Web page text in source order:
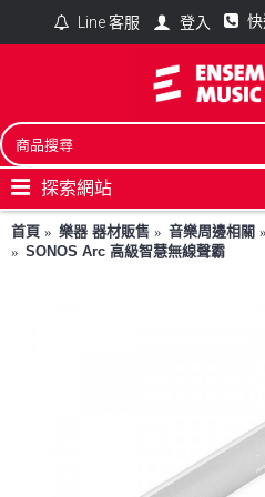
Line 客服 登入
探索網站
首頁 樂器 器材販售 音樂周邊相關
SONOS Arc 高級智慧無線聲霸